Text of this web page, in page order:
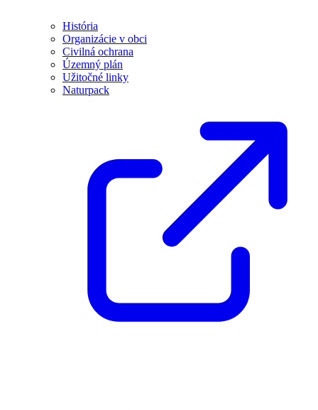
História
Organizácie v obci
Civilná ochrana
Územný plán
Užitočné linky
Naturpack